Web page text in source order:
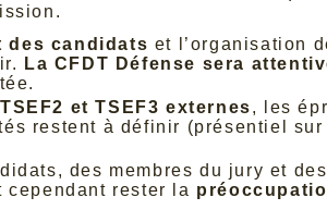
des candidats et l’organisation
La CFDT Défense sera
TSEF2 et TSEF3 externes, les
restent à définir (présentiel
des membres du jury et
rester la